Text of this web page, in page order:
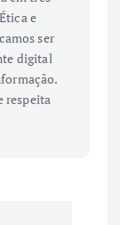
e
ser
digital
respeita